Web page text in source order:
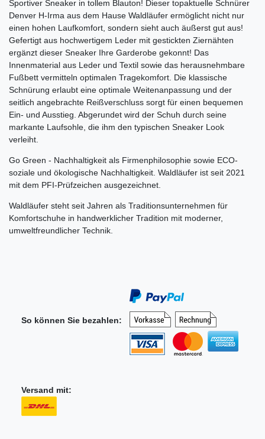
Sportiver Sneaker in tollem Blauton! Dieser topaktuelle Schnürer
Denver H-Irma aus dem Hause Waldläufer ermöglicht nicht nur
einen hohen Laufkomfort, sondern sieht auch äußerst gut aus!
Gefertigt aus hochwertigem Leder mit gestickten Ziernähten
ergänzt dieser Sneaker Ihre Garderobe gekonnt! Das
Innenmaterial aus Leder und Textil sowie das herausnehmbare
Fußbett vermitteln optimalen Tragekomfort. Die klassische
Schnürung erlaubt eine optimale Weitenanpassung und der
seitlich angebrachte Reißverschluss sorgt für einen bequemen
Ein- und Ausstieg. Abgerundet wird der Schuh durch seine
markante Laufsohle, die ihm den typischen Sneaker Look
verleiht.
Go Green - Nachhaltigkeit als Firmenphilosophie sowie ECO-
soziale und ökologische Nachhaltigkeit. Waldläufer ist seit 2021
mit dem PFI-Prüfzeichen ausgezeichnet.
Waldläufer steht seit Jahren als Traditionsunternehmen für
Komfortschuhe in handwerklicher Tradition mit moderner,
umweltfreundlicher Technik.
So können Sie bezahlen:
Versand mit: